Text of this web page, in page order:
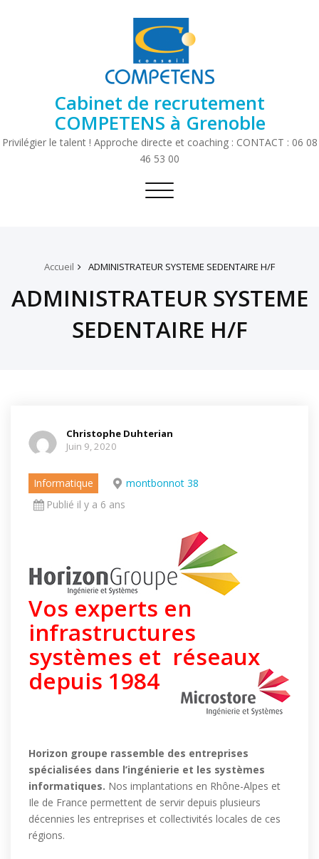
Cabinet de recrutement
COMPETENS à Grenoble
Privilégier le talent ! Approche directe et coaching : CONTACT : 06 08
46 53 00
Toggle
Accueil ADMINISTRATEUR SYSTEME SEDENTAIRE H/F
ADMINISTRATEUR SYSTEME
SEDENTAIRE H/F
Christophe Duhterian
Juin 9, 2020
Informatique
montbonnot 38
Publié il y a 6 ans
Vos experts en
infrastructures
systèmes et réseaux
depuis 1984
Horizon groupe rassemble des entreprises
spécialisées dans l’ingénierie et les systèmes
informatiques. Nos implantations en Rhône-Alpes et
Ile de France permettent de servir depuis plusieurs
décennies les entreprises et collectivités locales de ces
régions.